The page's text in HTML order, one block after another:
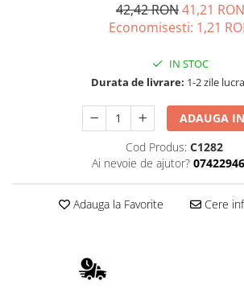
Piese schimb espressoare
Accesorii si intretinere
Filtre
Portafiltre
42,42 RON41,21 RON
Economisesti: 1,21
IN STOC
Durata de livrare: 1-2 zile
ADAUGA
Cod Produs: C1282
Ai nevoie de ajutor?
Adauga la Favorite Cere